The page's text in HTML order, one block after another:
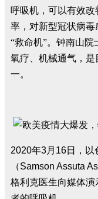
呼吸机，可以有效
率，对新型冠状病
“救命机”。钟南山
氧疗、机械通气，
一。
2020年3月16日，以
（Samson Assuta
格利克医生向媒体